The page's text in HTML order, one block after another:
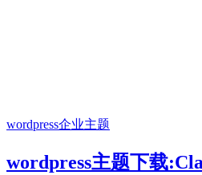
wordpress企业主题
wordpress主题下载